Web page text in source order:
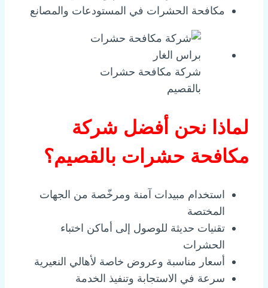
مكافحة الحشرات في المستودعات والمصانع
شركة مكافحة حشرات
بالقصيم
لماذا نحن أفضل شركة
مكافحة حشرات بالقصيم؟
استخدام مبيدات آمنة ومرخّصة من الجهات
المختصة
تقنيات حديثة للوصول إلى أماكن اختباء
الحشرات
أسعار مناسبة وعروض خاصة لأهالي النعيرية
سرعة في الاستجابة وتنفيذ الخدمة